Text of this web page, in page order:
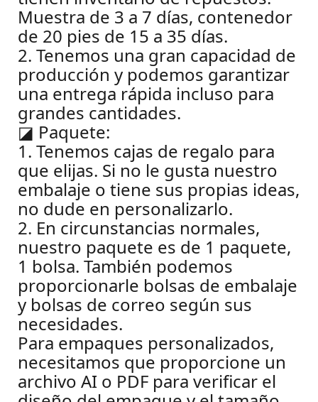
Muestra de 3 a 7 días, contenedor
de 20 pies de 15 a 35 días.
2. Tenemos una gran capacidad de
producción y podemos garantizar
una entrega rápida incluso para
grandes cantidades.
◪ Paquete:
1. Tenemos cajas de regalo para
que elijas. Si no le gusta nuestro
embalaje o tiene sus propias ideas,
no dude en personalizarlo.
2. En circunstancias normales,
nuestro paquete es de 1 paquete,
1 bolsa. También podemos
proporcionarle bolsas de embalaje
y bolsas de correo según sus
necesidades.
Para empaques personalizados,
necesitamos que proporcione un
archivo AI o PDF para verificar el